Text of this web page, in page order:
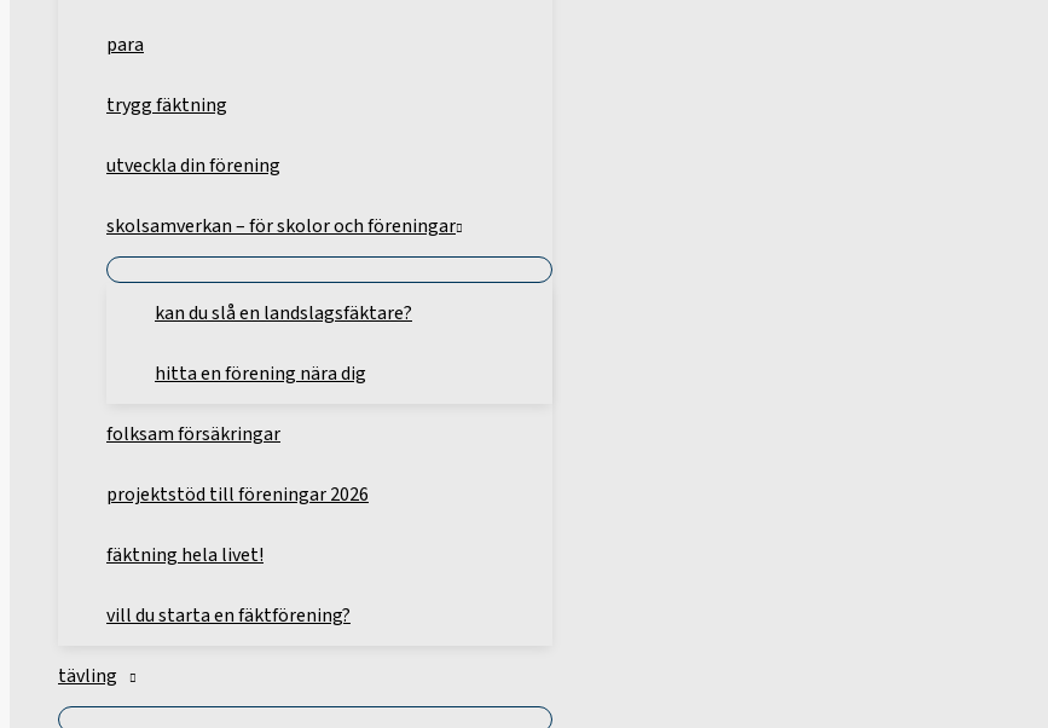
para
trygg fäktning
utveckla din förening
skolsamverkan – för skolor och föreningar
kan du slå en landslagsfäktare?
hitta en förening nära dig
folksam försäkringar
projektstöd till föreningar 2026
fäktning hela livet!
vill du starta en fäktförening?
tävling